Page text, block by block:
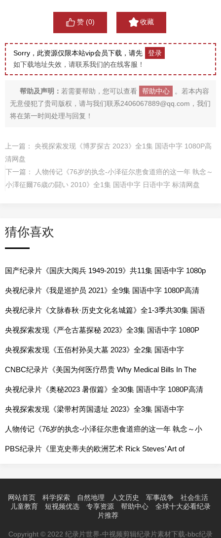
赞 (0) 收藏
Sorry，此资源仅限本站vip会员下载，请先
登录
如下载地址失效，请联系我们的在线客服！
帮助及声明： 若需要帮助，您可以查看 帮助中心
。若本内容
无意侵犯了贵司版权，请与我们联系2406067889@qq.com，我们
将在第一时间处理与回复！
上一篇： 央视探索发现《博罗探古 2023》全1集 国语中字 1080P高
清网盘
下一篇：
人物传记《76岁的执念-小泽征尔患食道癌的这一年 執念～
小澤征爾76歳の闘い 2010》全1集 国语中字 日语中字 标清网盘
猜你喜欢
国产纪录片《国庆大阅兵 1949-2019》共11集 国语中字 1080p
高清网盘
央视纪录片《我是巡护员 2021》全9集 国语中字 1080P高清
网盘
央视纪录片《文脉春秋·历史文化名城篇》全1-3季共30集 国语
中字 1080P高清网盘
央视探索发现《严仓古墓探秘 2023》全3集 国语中字 1080P
高清网盘
央视探索发现《五佰村孙吴大墓 2023》全2集 国语中字
1080P高清网盘
CNBC纪录片《美国为何医疗昂贵 Why Medical Bills In The
US Are So Expensive 2018》全1集 英语中字 720P高清网盘
央视纪录片《奥秘2023 暑假篇》全30集 国语中字 1080P高清
网盘
央视探索发现《梁带村芮国遗址 2023》全3集 国语中字
1080P高清网盘
人物传记《76岁的执念-小泽征尔患食道癌的这一年 執念～小
澤征爾76歳の闘い 2010》全1集 国语中字 日语中字 标清网盘
PBS纪录片《里克史蒂夫的欧洲艺术 Rick Steves’ Art of
网站首页 科学探索 自然地理 人文历史 军事战争
社会生活
儿童教育
短视频优选 专享资源 帮助中心
全球十大必看纪录
片推荐
Copyright © 2022 纪录片世界-中视频剪辑纪录片素材下载-bbc纪录